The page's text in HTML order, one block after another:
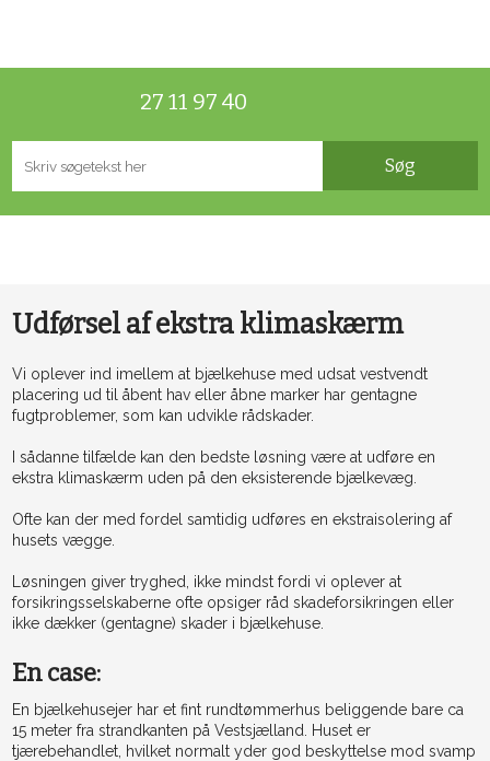
27 11 97 40
Udførsel af ekstra klimaskærm​
Vi oplever ind imellem at bjælkehuse med udsat vestvendt
placering ud til åbent hav eller åbne marker har gentagne
fugtproblemer, som kan udvikle rådskader.
I sådanne tilfælde kan den bedste løsning være at udføre en
ekstra klimaskærm uden på den eksisterende bjælkevæg.
Ofte kan der med fordel samtidig udføres en ekstraisolering af
husets vægge.
Løsningen giver tryghed, ikke mindst fordi vi oplever at
forsikringsselskaberne ofte opsiger råd skadeforsikringen eller
ikke dækker (gentagne) skader i bjælkehuse.
En case:
En bjælkehusejer har et fint rundtømmerhus beliggende bare ca
15 meter fra strandkanten på Vestsjælland. Huset er
tjærebehandlet, hvilket normalt yder god beskyttelse mod svamp